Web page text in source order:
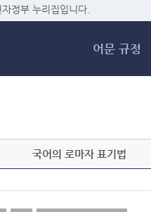
정부 누리집입니다.
어문 규정
국어의 로마자 표기법